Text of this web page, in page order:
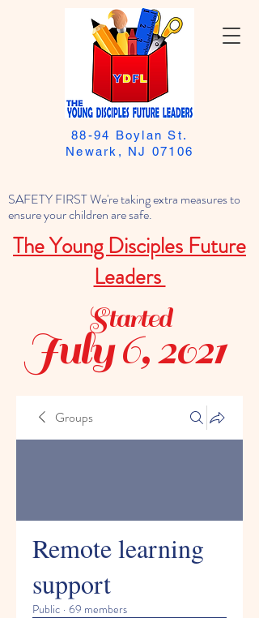
SAFETY FIRST We're taking extra measures to
ensure your children are safe.
The Young Disciples Future
Leaders
88-94 Boylan St.
Newark, NJ 07106
July 6, 2021
Started
Groups
Remote learning
support
Public · 69 members